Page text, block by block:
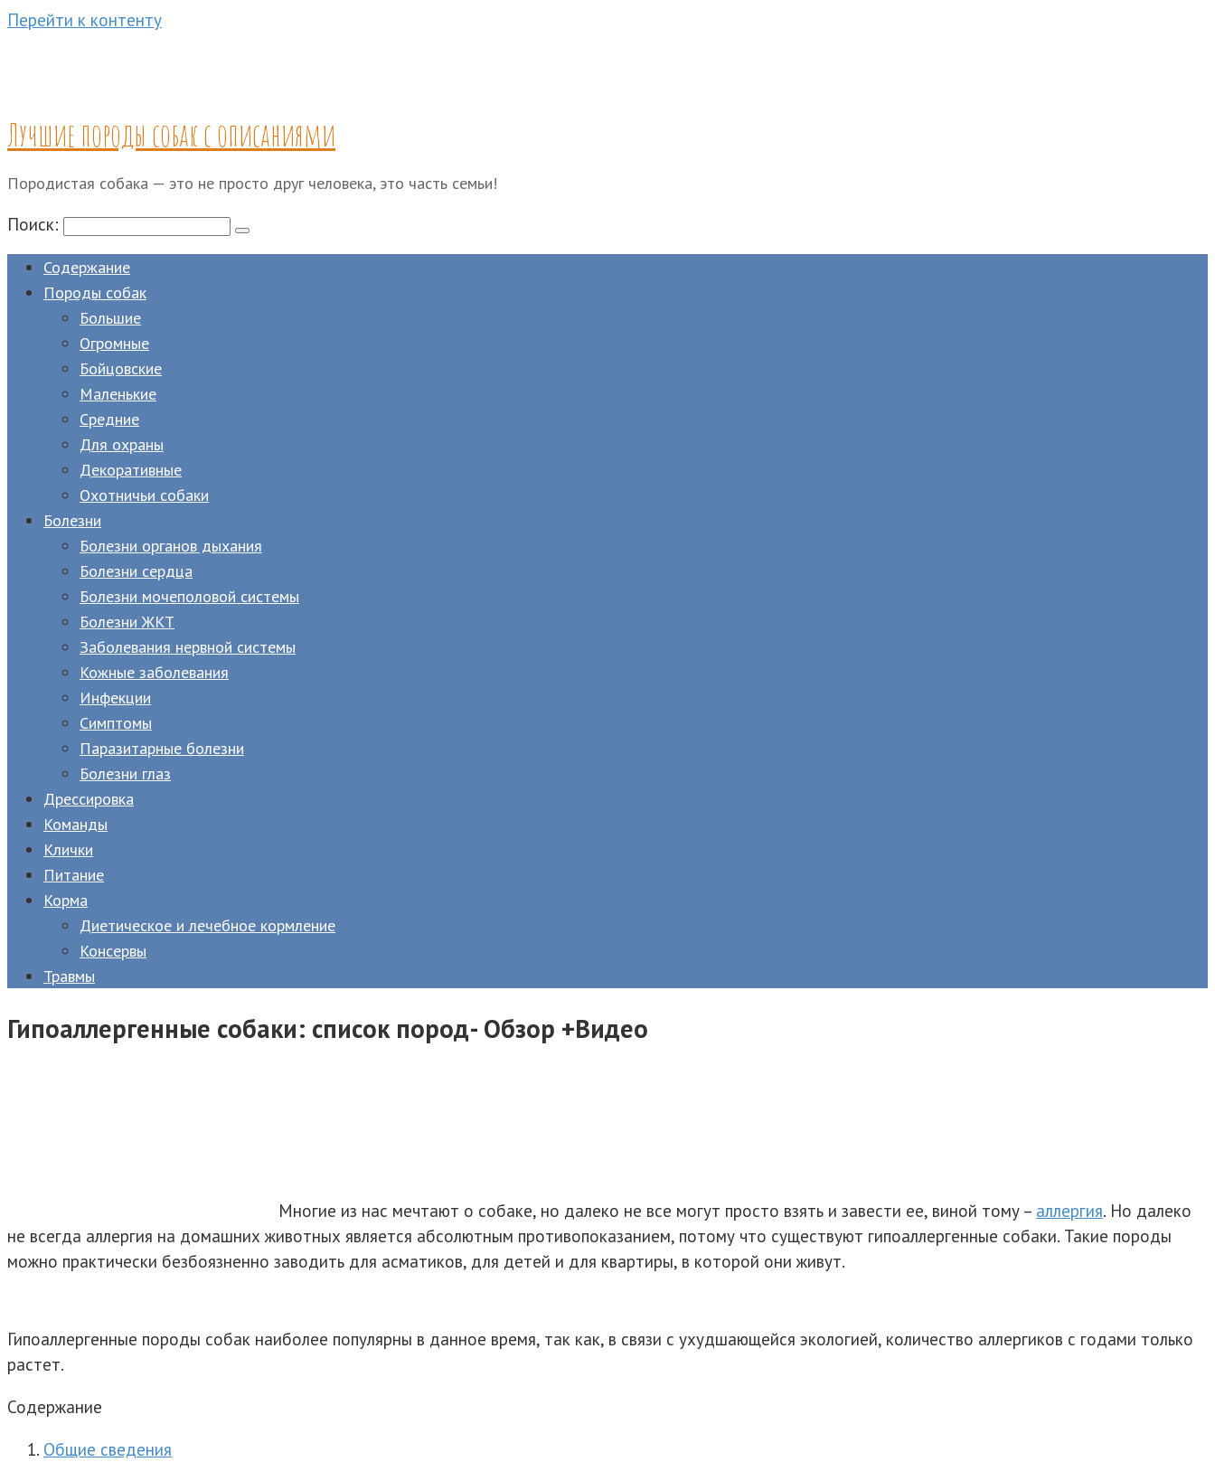
Перейти к контенту
Лучшие породы собак с описаниями
Породистая собака — это не просто друг человека, это часть семьи!
Поиск:
Содержание
Породы собак
Большие
Огромные
Бойцовские
Маленькие
Средние
Для охраны
Декоративные
Охотничьи собаки
Болезни
Болезни органов дыхания
Болезни сердца
Болезни мочеполовой системы
Болезни ЖКТ
Заболевания нервной системы
Кожные заболевания
Инфекции
Симптомы
Паразитарные болезни
Болезни глаз
Дрессировка
Команды
Клички
Питание
Корма
Диетическое и лечебное кормление
Консервы
Травмы
Гипоаллергенные собаки: список пород- Обзор +Видео
Многие из нас мечтают о собаке, но далеко не все могут просто взять и завести ее, виной тому – аллергия. Но далеко
не всегда аллергия на домашних животных является абсолютным противопоказанием, потому что существуют гипоаллергенные собаки. Такие породы
можно практически безбоязненно заводить для асматиков, для детей и для квартиры, в которой они живут.
Гипоаллергенные породы собак наиболее популярны в данное время, так как, в связи с ухудшающейся экологией, количество аллергиков с годами только
растет.
Содержание
Общие сведения